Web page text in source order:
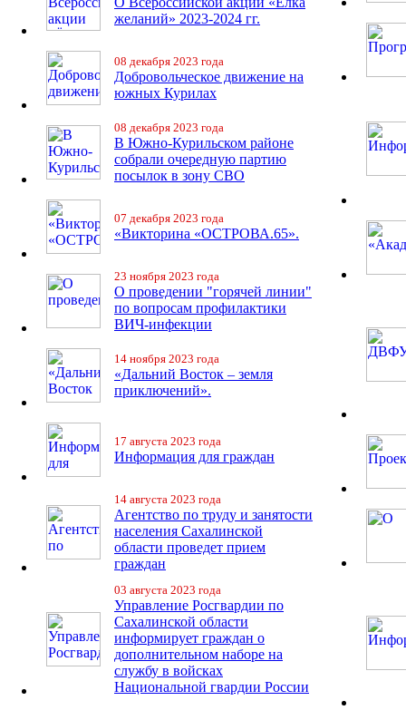
желаний» 2023-2024 гг.
08 декабря 2023 года
Добровольческое движение на
южных Курилах
08 декабря 2023 года
В Южно-Курильском районе
собрали очередную партию
посылок в зону СВО
07 декабря 2023 года
«Викторина «ОСТРОВА.65».
23 ноября 2023 года
О проведении "горячей линии"
по вопросам профилактики
ВИЧ-инфекции
14 ноября 2023 года
«Дальний Восток – земля
приключений».
17 августа 2023 года
Информация для граждан
14 августа 2023 года
Агентство по труду и занятости
населения Сахалинской
области проведет прием
граждан
03 августа 2023 года
Управление Росгвардии по
Сахалинской области
информирует граждан о
дополнительном наборе на
службу в войсках
Национальной гвардии России